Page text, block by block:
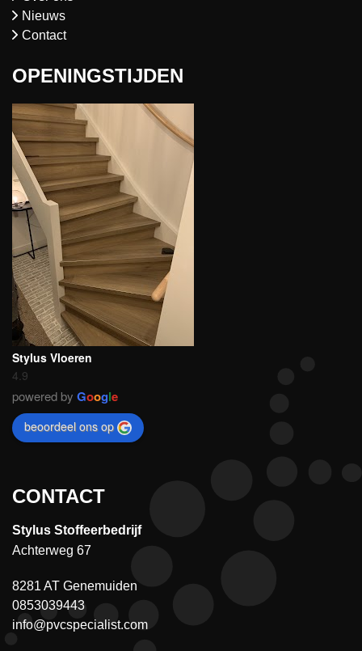
Nieuws
Contact
OPENINGSTIJDEN
Stylus Vloeren
4.9
powered by Google
beoordeel ons op
CONTACT
Stylus Stoffeerbedrijf
Achterweg 67
8281 AT Genemuiden
0853039443
info@pvcspecialist.com